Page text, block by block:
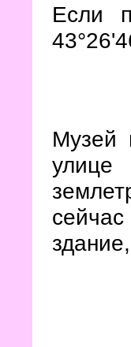
Если
Музей